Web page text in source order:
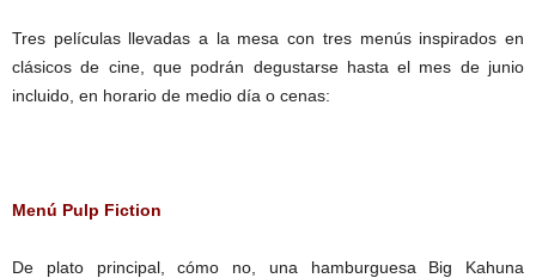
Tres películas llevadas a la mesa con tres menús inspirados en
clásicos de cine, que podrán degustarse hasta el mes de junio
incluido, en horario de medio día o cenas:
Menú Pulp Fiction
De plato principal, cómo no, una hamburguesa Big Kahuna